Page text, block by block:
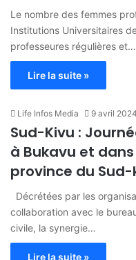
Le nombre des femmes
Institutions Universitaires
professeures régulières et…
Lire la suite »
Life Infos Media 9 avril 2024
Sud-Kivu :
à Bukavu et
province du Sud-
Décrétées par les
collaboration avec le
civile, la synergie…
Lire la suite »